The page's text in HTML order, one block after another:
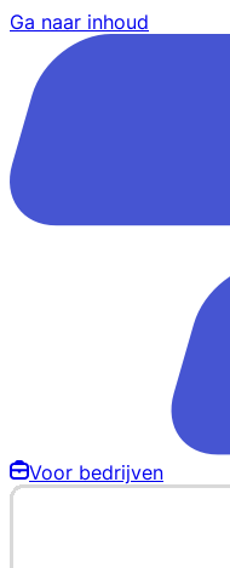
Ga naar inhoud
Voor bedrijven